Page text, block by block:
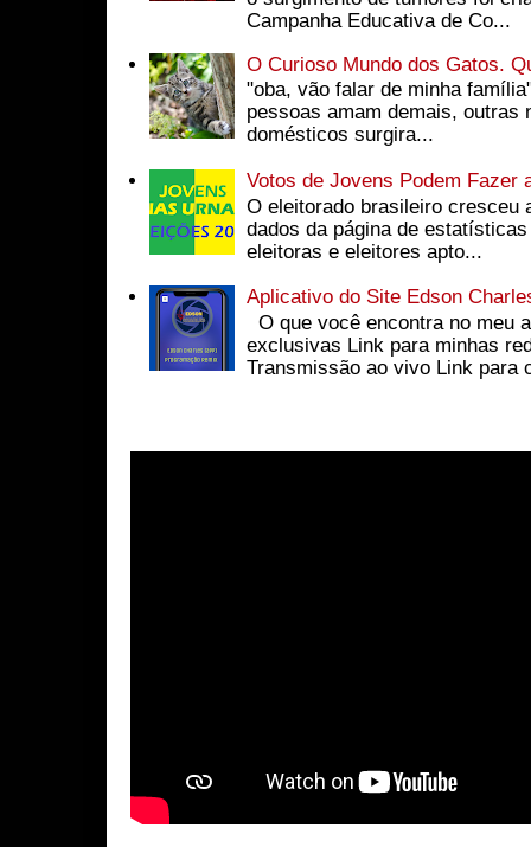
Campanha Educativa de Co...
O Curioso Mundo dos Gatos.
"oba, vão falar de minha
pessoas amam demais, outras
domésticos surgira...
Votos de Jovens Podem Fazer
O eleitorado brasileiro cresceu
dados da página de
eleitoras e eleitores apto...
Aplicativo do Site Edson
O que você encontra no meu
exclusivas Link para minhas
Transmissão ao vivo Link para